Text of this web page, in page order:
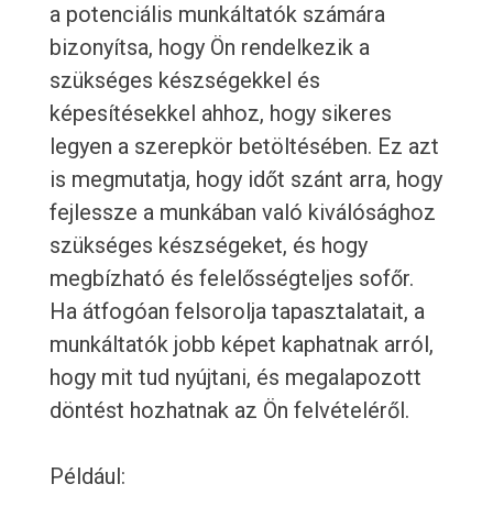
a potenciális munkáltatók számára
bizonyítsa, hogy Ön rendelkezik a
szükséges készségekkel és
képesítésekkel ahhoz, hogy sikeres
legyen a szerepkör betöltésében. Ez azt
is megmutatja, hogy időt szánt arra, hogy
fejlessze a munkában való kiválósághoz
szükséges készségeket, és hogy
megbízható és felelősségteljes sofőr.
Ha átfogóan felsorolja tapasztalatait, a
munkáltatók jobb képet kaphatnak arról,
hogy mit tud nyújtani, és megalapozott
döntést hozhatnak az Ön felvételéről.
Például: